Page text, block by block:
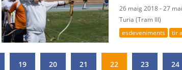
26 maig 2018 - 27
Turia (Tram III)
esdeveniments tir
19 20 21 22 23 24